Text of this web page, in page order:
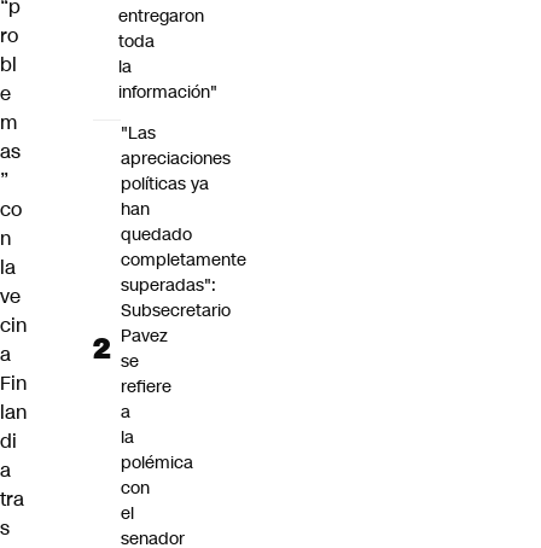
“p
ro
bl
e
m
as
”
co
n
la
ve
cin
a
Fin
lan
di
a
tra
s
entregaron
toda
la
información"
"Las
apreciaciones
políticas ya
han
quedado
completamente
superadas":
Subsecretario
Pavez
se
refiere
a
la
polémica
con
el
senador